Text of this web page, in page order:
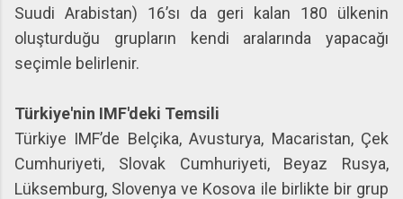
Suudi Arabistan) 16’sı da geri kalan 180 ülkenin
oluşturduğu grupların kendi aralarında yapacağı
seçimle belirlenir.
Türkiye'nin IMF'deki Temsili
Türkiye IMF’de Belçika, Avusturya, Macaristan, Çek
Cumhuriyeti, Slovak Cumhuriyeti, Beyaz Rusya,
Lüksemburg, Slovenya ve Kosova ile birlikte bir grup